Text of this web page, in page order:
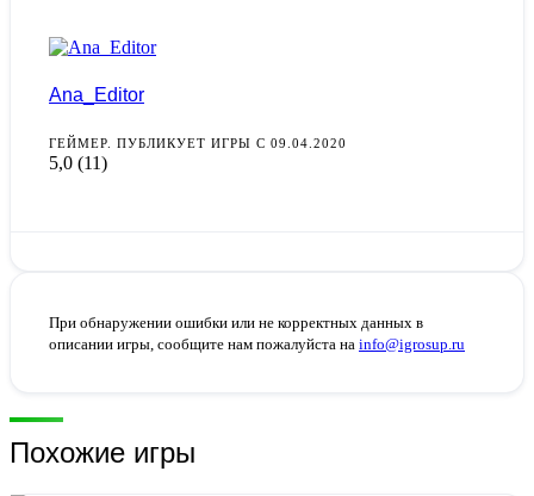
Ana_Editor
ГЕЙМЕР. ПУБЛИКУЕТ ИГРЫ С 09.04.2020
5,0 (11)
При обнаружении ошибки или не корректных данных в
описании игры, сообщите нам пожалуйста на info@igrosup.ru
Похожие игры